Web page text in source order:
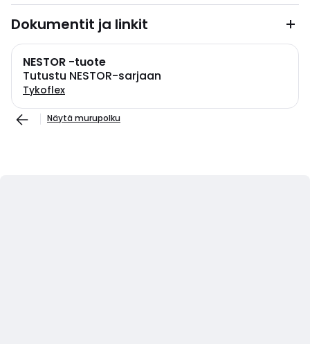
Dokumentit ja linkit
NESTOR -tuote
Tutustu NESTOR-sarjaan
Tykoflex
Näytä murupolku